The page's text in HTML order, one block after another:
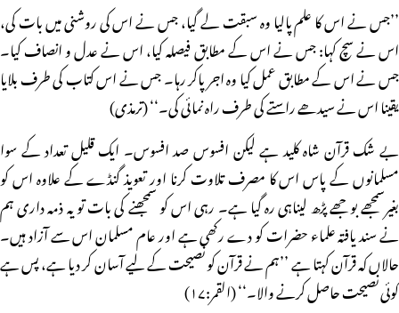
’’جس نے اس کا علم پالیا وہ سبقت لے گیا، جس نے اس کی روشنی میں بات کی،
اس نے سچ کہا: جس نے اس کے مطابق فیصلہ کیا، اس نے عدل و انصاف کیا۔
جس نے اس کے مطابق عمل کیا وہ اجر پاکر رہا۔ جس نے اس کتاب کی طرف بلایا
یقینا اس نے سیدھے راستے کی طرف راہ نمائی کی۔‘‘ (ترمذی)
بے شک قرآن شاہ کلید ہے لیکن افسوس صد افسوس۔ ایک قلیل تعداد کے سوا
مسلمانوں کے پاس اس کا مصرف تلاوت کرنا اور تعویذ گنڈے کے علاوہ اس کو
بغیرسمجھے بوجھے پڑھ لیناہی رہ گیا ہے۔ رہی اس کو سمجھنے کی بات تو یہ ذمہ داری ہم
نے سند یافتہ علماء حضرات کو دے رکھی ہے اور عام مسلمان اس سے آزاد ہیں۔
حالاں کہ قرآن کہتا ہے ’’ہم نے قرآن کو نصیحت کے لیے آسان کر دیا ہے، پس ہے
کوئی نصیحت حاصل کرنے والا۔‘‘ (القمر:۱۷)